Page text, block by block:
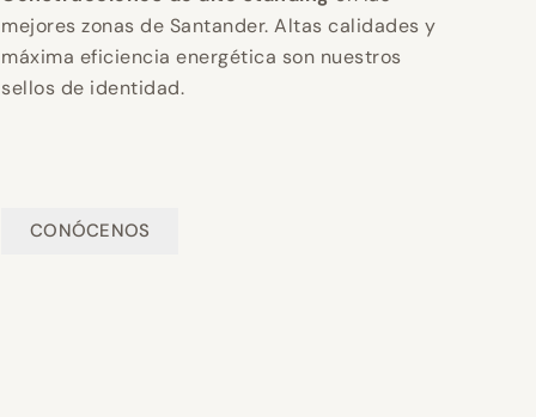
mejores zonas de Santander. Altas calidades y
máxima eficiencia energética son nuestros
sellos de identidad.
CONÓCENOS